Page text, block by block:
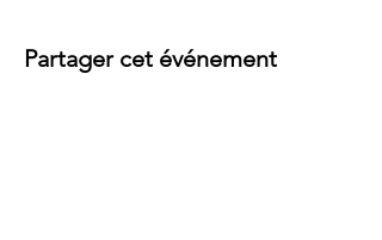
Partager cet événement